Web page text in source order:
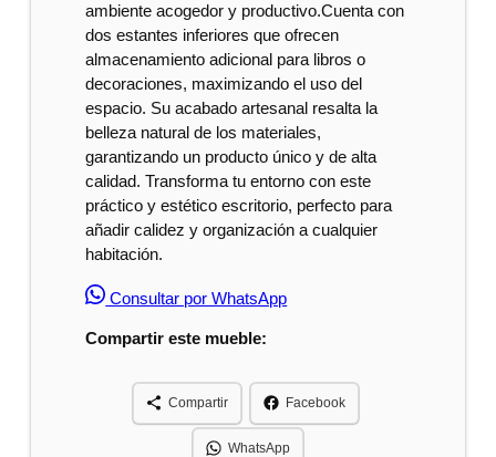
ambiente acogedor y productivo.Cuenta con
dos estantes inferiores que ofrecen
almacenamiento adicional para libros o
decoraciones, maximizando el uso del
espacio. Su acabado artesanal resalta la
belleza natural de los materiales,
garantizando un producto único y de alta
calidad. Transforma tu entorno con este
práctico y estético escritorio, perfecto para
añadir calidez y organización a cualquier
habitación.
Consultar por WhatsApp
Compartir este mueble:
Compartir Facebook
WhatsApp